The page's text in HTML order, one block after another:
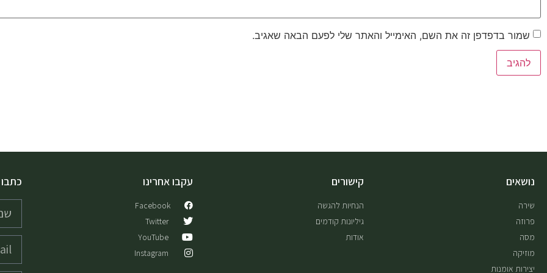
שמור בדפדפן זה את השם, האימייל והאתר שלי לפעם הבאה שאגיב.
נושאים
שירה
פרוזה
מסה
מוזיקה
יצירות אומנות
קישורים
הנחיות להגשה
גיליונות קודמים
אודות
עקבו אחרינו
Facebook
Twitter
YouTube
Instagram
כתבו